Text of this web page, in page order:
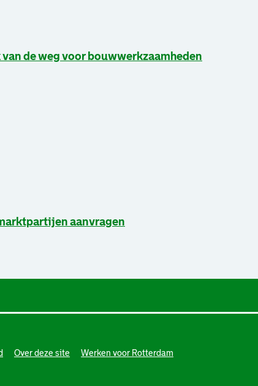
de weg voor bouwwerkzaamheden
aanvragen
Over deze site Werken voor Rotterdam